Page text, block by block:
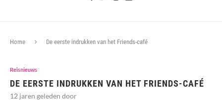
Home De eerste indrukken van het Friends-café
Reisnieuws
DE EERSTE INDRUKKEN VAN HET FRIENDS-CAFÉ
12 jaren geleden door